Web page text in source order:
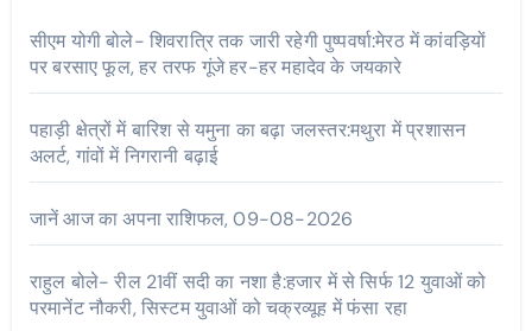
सीएम योगी बोले- शिवरात्रि तक जारी रहेगी पुष्पवर्षा:मेरठ में कांवड़ियों
पर बरसाए फूल, हर तरफ गूंजे हर-हर महादेव के जयकारे
पहाड़ी क्षेत्रों में बारिश से यमुना का बढ़ा जलस्तर:मथुरा में प्रशासन
अलर्ट, गांवों में निगरानी बढ़ाई
जानें आज का अपना राशिफल, 09-08-2026
राहुल बोले- रील 21वीं सदी का नशा है:हजार में से सिर्फ 12 युवाओं को
परमानेंट नौकरी, सिस्टम युवाओं को चक्रव्यूह में फंसा रहा